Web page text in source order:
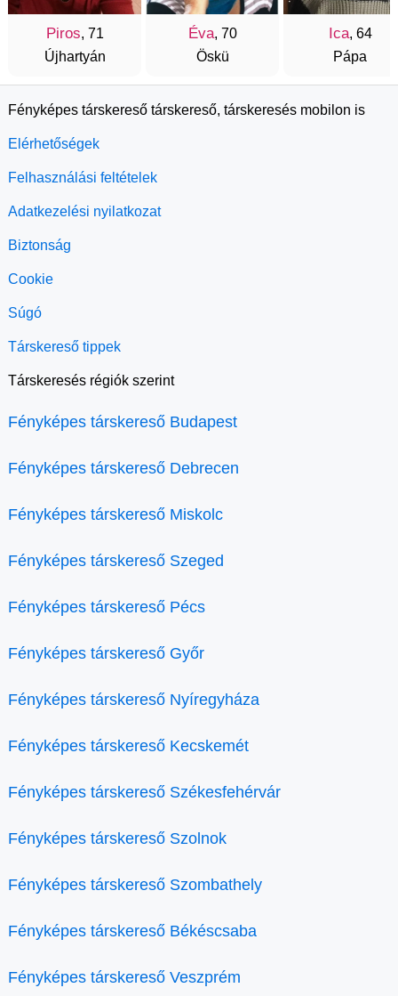
Piros, 71
Újhartyán
Éva, 70
Öskü
Ica, 64
Pápa
Fényképes társkereső társkereső, társkeresés mobilon is
Elérhetőségek
Felhasználási feltételek
Adatkezelési nyilatkozat
Biztonság
Cookie
Súgó
Társkereső tippek
Társkeresés régiók szerint
Fényképes társkereső Budapest
Fényképes társkereső Debrecen
Fényképes társkereső Miskolc
Fényképes társkereső Szeged
Fényképes társkereső Pécs
Fényképes társkereső Győr
Fényképes társkereső Nyíregyháza
Fényképes társkereső Kecskemét
Fényképes társkereső Székesfehérvár
Fényképes társkereső Szolnok
Fényképes társkereső Szombathely
Fényképes társkereső Békéscsaba
Fényképes társkereső Veszprém